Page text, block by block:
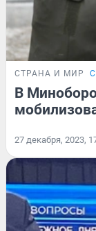
СТРАНА И МИР
В
27 декабря, 2023,